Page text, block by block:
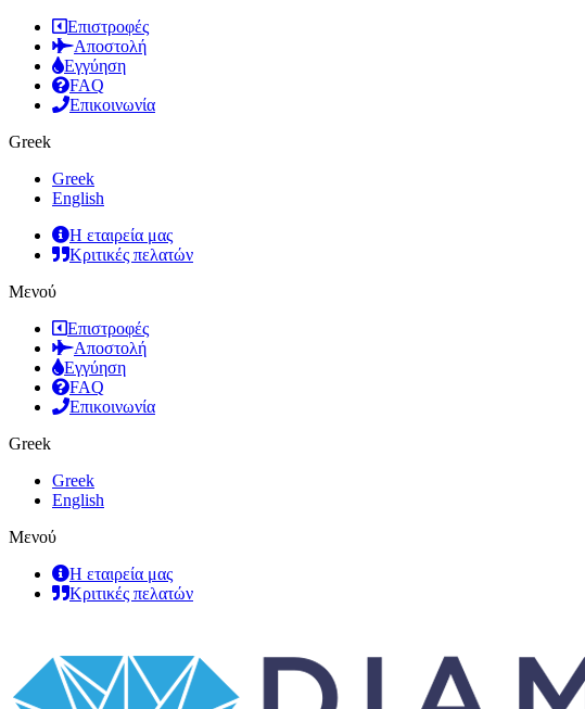
Επιστροφές
Αποστολή
Εγγύηση
FAQ
Επικοινωνία
Greek
Greek
English
Η εταιρεία μας
Κριτικές πελατών
Μενού
Επιστροφές
Αποστολή
Εγγύηση
FAQ
Επικοινωνία
Greek
Greek
English
Μενού
Η εταιρεία μας
Κριτικές πελατών